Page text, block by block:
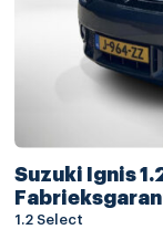
kleur
LED
LED
LED koplampen
Apple Carplay/
Suzuki Ignis
1.2 Select